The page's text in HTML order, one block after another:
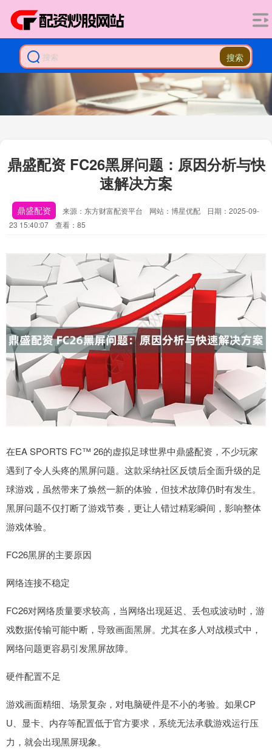
搜索
鼎盛配资 FC26黑屏问题：原因分析与快
速解决方案
鼎盛配资 来源：东方财富配资平台 网站：博星优配
日期：2025-09-
23 15:40:07
查看：85
在EA SPORTS FC™ 26的虚拟足球世界中鼎盛配资，不少玩家
遇到了令人头疼的黑屏问题。这款采纳社区反馈后全面升级的足
球游戏，虽然带来了焕然一新的体验，但技术故障仍时有发生。
黑屏问题不仅打断了游戏节奏，更让人错过精彩瞬间，影响整体
游戏体验。
FC26黑屏的主要原因
网络连接不稳定
FC26对网络质量要求较高，当网络出现延迟、丢包或波动时，游
戏数据传输可能中断，导致画面黑屏。尤其在多人对战模式中，
网络问题更容易引发黑屏故障。
硬件配置不足
游戏画面精细、场景复杂，对电脑硬件是不小的考验。如果CP
U、显卡、内存等配置低于官方要求，系统无法承载游戏运行压
力，就会出现黑屏现象。